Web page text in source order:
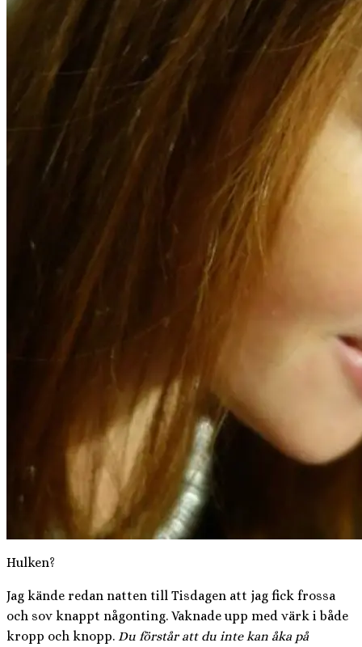
Hulken?
Jag kände redan natten till Tisdagen att jag fick frossa
och sov knappt någonting. Vaknade upp med värk i både
kropp och knopp. Du förstår att du inte kan åka på